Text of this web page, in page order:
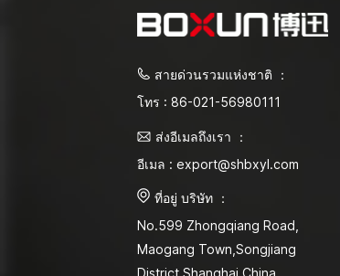
สายด่วนรวมแห่งชาติ ：
โทร : 86-021-56980111
ส่งอีเมลถึงเรา ：
อีเมล : export@shbxyl.com
ที่อยู่ บริษัท ：
No.599 Zhongqiang Road,
Maogang Town,Songjiang